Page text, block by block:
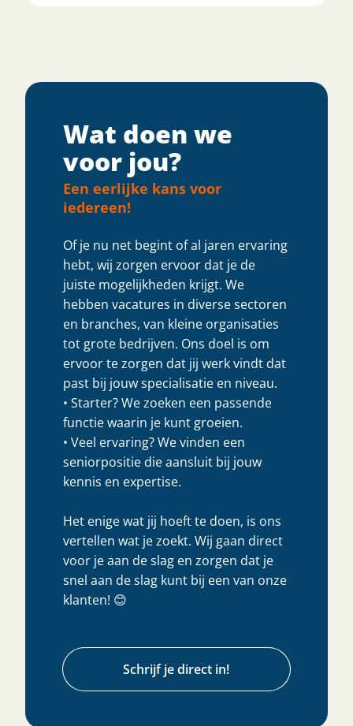
Wat doen we
voor jou?
Een eerlijke kans voor
iedereen!
Of je nu net begint of al jaren ervaring
hebt, wij zorgen ervoor dat je de
juiste mogelijkheden krijgt. We
hebben vacatures in diverse sectoren
en branches, van kleine organisaties
tot grote bedrijven. Ons doel is om
ervoor te zorgen dat jij werk vindt dat
past bij jouw specialisatie en niveau.
• Starter? We zoeken een passende
functie waarin je kunt groeien.
• Veel ervaring? We vinden een
seniorpositie die aansluit bij jouw
kennis en expertise.
Het enige wat jij hoeft te doen, is ons
vertellen wat je zoekt. Wij gaan direct
voor je aan de slag en zorgen dat je
snel aan de slag kunt bij een van onze
klanten! 😊
Schrijf je direct in!